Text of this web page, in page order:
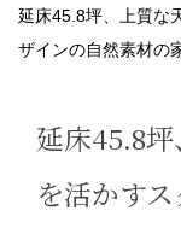
延床45.8坪、上質な
ザインの自然素材の
延床45.8
を活かす